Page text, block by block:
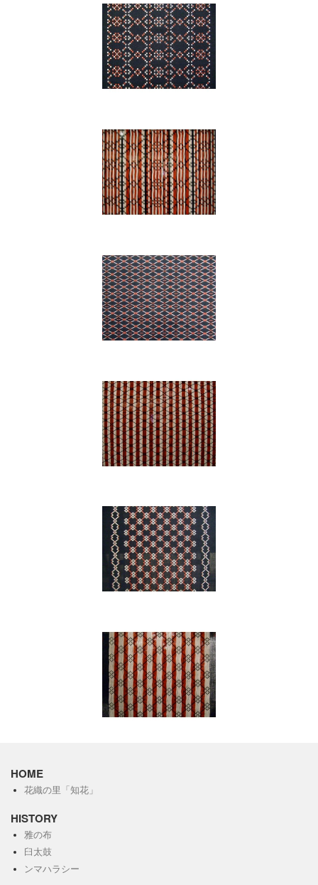
HOME
花織の里「知花」
HISTORY
雅の布
臼太鼓
ンマハラシー